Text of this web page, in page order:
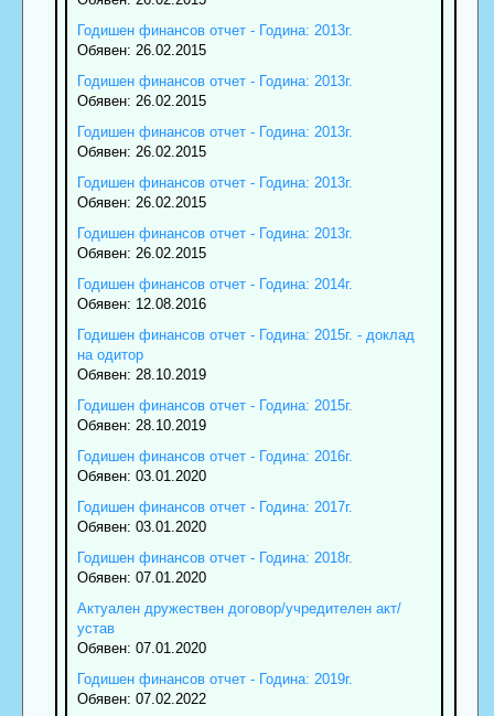
Годишен финансов отчет - Година: 2013г.
Обявен: 26.02.2015
Годишен финансов отчет - Година: 2013г.
Обявен: 26.02.2015
Годишен финансов отчет - Година: 2013г.
Обявен: 26.02.2015
Годишен финансов отчет - Година: 2013г.
Обявен: 26.02.2015
Годишен финансов отчет - Година: 2013г.
Обявен: 26.02.2015
Годишен финансов отчет - Година: 2014г.
Обявен: 12.08.2016
Годишен финансов отчет - Година: 2015г. - доклад
на одитор
Обявен: 28.10.2019
Годишен финансов отчет - Година: 2015г.
Обявен: 28.10.2019
Годишен финансов отчет - Година: 2016г.
Обявен: 03.01.2020
Годишен финансов отчет - Година: 2017г.
Обявен: 03.01.2020
Годишен финансов отчет - Година: 2018г.
Обявен: 07.01.2020
Актуален дружествен договор/учредителен акт/
устав
Обявен: 07.01.2020
Годишен финансов отчет - Година: 2019г.
Обявен: 07.02.2022